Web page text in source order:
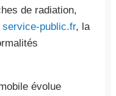
de radiation,
service-public.fr, la
évolue